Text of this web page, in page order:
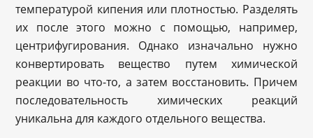
температурой кипения или плотностью. Разделять
их после этого можно с помощью, например,
центрифугирования. Однако изначально нужно
конвертировать вещество путем химической
реакции во что-то, а затем восстановить. Причем
последовательность химических реакций
уникальна для каждого отдельного вещества.